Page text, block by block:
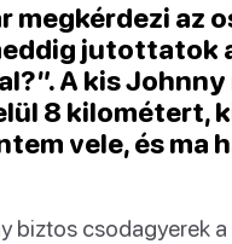
megkérdezi az
jutottatok
A kis
8 kilométert,
vele, és ma
biztos csodagyerek